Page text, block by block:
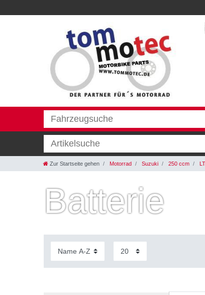
Zur Startseite gehen Motorrad Suzuki 250 ccm
Batterie